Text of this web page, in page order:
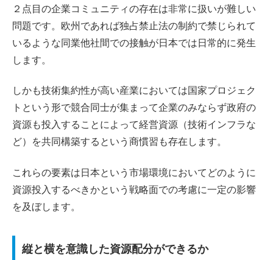
２点目の企業コミュニティの存在は非常に扱いが難しい
問題です。欧州であれば独占禁止法の制約で禁じられて
いるような同業他社間での接触が日本では日常的に発生
します。
しかも技術集約性が高い産業においては国家プロジェク
トという形で競合同士が集まって企業のみならず政府の
資源も投入することによって経営資源（技術インフラな
ど）を共同構築するという商慣習も存在します。
これらの要素は日本という市場環境においてどのように
資源投入するべきかという戦略面での考慮に一定の影響
を及ぼします。
縦と横を意識した資源配分ができるか